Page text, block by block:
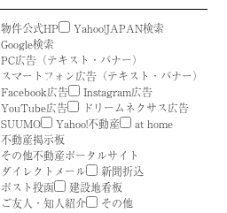
物件公式HP
Yahoo!JAPAN検索
Google検索
PC広告（テキスト・バナー）
スマートフォン広告（テキスト・バナー）
Facebook広告
Instagram広告
YouTube広告
ドリームネクサス広告
SUUMO
Yahoo!不動産
at home
不動産掲示板
その他不動産ポータルサイト
ダイレクトメール
新聞折込
ポスト投函
建設地看板
ご友人・知人紹介
その他